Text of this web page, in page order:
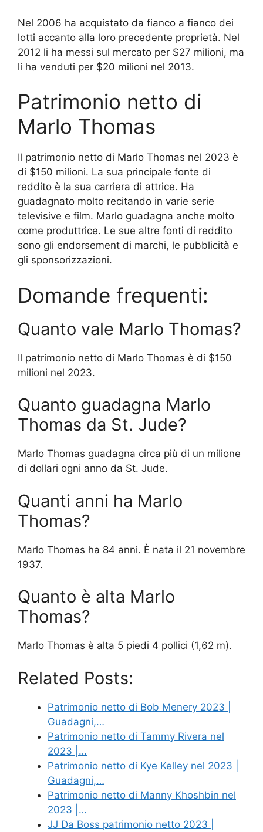
Nel 2006 ha acquistato da fianco a fianco dei
lotti accanto alla loro precedente proprietà. Nel
2012 li ha messi sul mercato per $27 milioni, ma
li ha venduti per $20 milioni nel 2013.
Patrimonio netto di
Marlo Thomas
Il patrimonio netto di Marlo Thomas nel 2023 è
di $150 milioni. La sua principale fonte di
reddito è la sua carriera di attrice. Ha
guadagnato molto recitando in varie serie
televisive e film. Marlo guadagna anche molto
come produttrice. Le sue altre fonti di reddito
sono gli endorsement di marchi, le pubblicità e
gli sponsorizzazioni.
Domande frequenti:
Quanto vale Marlo Thomas?
Il patrimonio netto di Marlo Thomas è di $150
milioni nel 2023.
Quanto guadagna Marlo
Thomas da St. Jude?
Marlo Thomas guadagna circa più di un milione
di dollari ogni anno da St. Jude.
Quanti anni ha Marlo
Thomas?
Marlo Thomas ha 84 anni. È nata il 21 novembre
1937.
Quanto è alta Marlo
Thomas?
Marlo Thomas è alta 5 piedi 4 pollici (1,62 m).
Related Posts:
Patrimonio netto di Bob Menery 2023 |
Guadagni,…
Patrimonio netto di Tammy Rivera nel
2023 |…
Patrimonio netto di Kye Kelley nel 2023 |
Guadagni,…
Patrimonio netto di Manny Khoshbin nel
2023 |…
JJ Da Boss patrimonio netto 2023 |